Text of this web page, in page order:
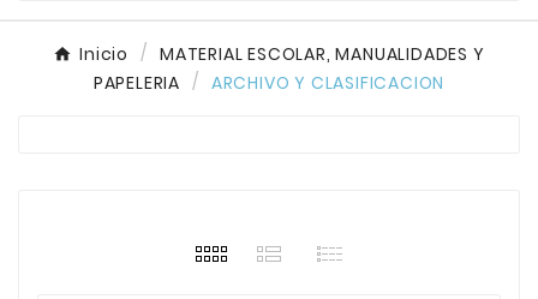
Inicio
MATERIAL ESCOLAR, MANUALIDADES Y
PAPELERIA
ARCHIVO Y CLASIFICACION